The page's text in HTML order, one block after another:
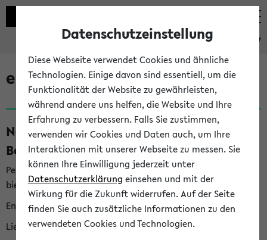
eKVV
eKVV News
Nachhaltigkeitspreis 2026:
Bewerbungsphase gestartet (06.08.26)
Per E-Mail eingestellt von nachhaltigkeitsbuero@uni-
bielefeld.de an den Verteiler 'Alle Studierenden':
English version below
Liebe Studierende,
Datenschutzeinstellung
Diese Webseite verwendet Cookies und ähnliche
Technologien. Einige davon sind essentiell, um die
Funktionalität der Website zu gewährleisten,
während andere uns helfen, die Website und Ihre
Erfahrung zu verbessern. Falls Sie zustimmen,
verwenden wir Cookies und Daten auch, um Ihre
Interaktionen mit unserer Webseite zu messen. Sie
können Ihre Einwilligung jederzeit unter
Datenschutzerklärung einsehen und mit der
Wirkung für die Zukunft widerrufen. Auf der Seite
finden Sie auch zusätzliche Informationen zu den
verwendeten Cookies und Technologien.